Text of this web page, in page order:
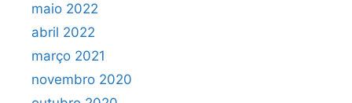
maio 2022
abril 2022
março 2021
novembro 2020